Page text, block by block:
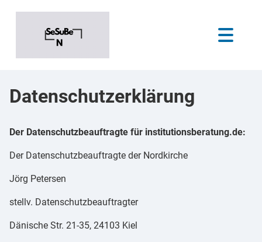
Datenschutzerklärung
Der Datenschutzbeauftragte für institutionsberatung.de:
Der Datenschutzbeauftragte der Nordkirche
Jörg Petersen
stellv. Datenschutzbeauftragter
Dänische Str. 21-35, 24103 Kiel